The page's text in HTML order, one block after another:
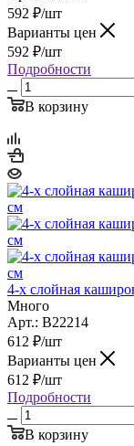
592 ₽/шт
Варианты цен
592 ₽/шт
Подробности
В корзину
4-х слойная
Много
Арт.: B22214
612 ₽/шт
Варианты цен
612 ₽/шт
Подробности
В корзину